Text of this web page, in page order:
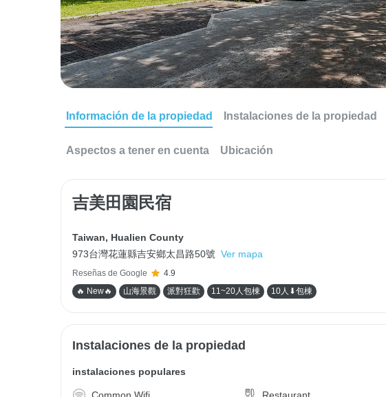
Información de la propiedad Instalaciones de la propiedad
Aspectos a tener en cuenta Ubicación
吉美田園民宿
Taiwan, Hualien County
973台灣花蓮縣吉安鄉太昌路50號 Ver mapa
Reseñas de Google
4.9
🔥 New🔥
山海景觀 派對狂歡 11~20人包棟 10人⬇包棟
Instalaciones de la propiedad
instalaciones populares